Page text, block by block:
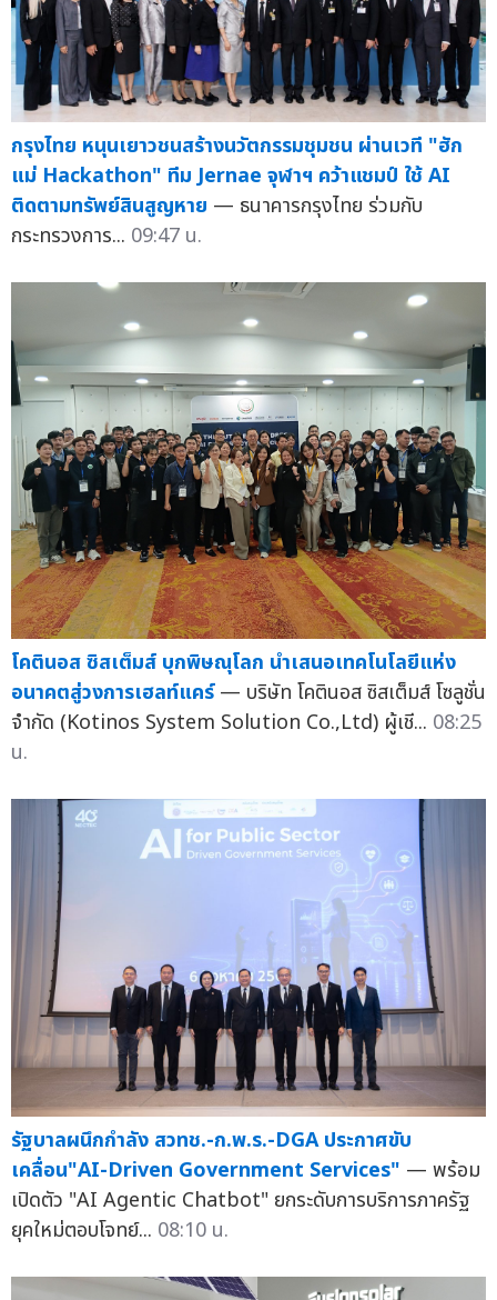
กรุงไทย หนุนเยาวชนสร้างนวัตกรรมชุมชน ผ่านเวที "ฮัก
แม่ Hackathon" ทีม Jernae จุฬาฯ คว้าแชมป์ ใช้ AI
ติดตามทรัพย์สินสูญหาย — ธนาคารกรุงไทย ร่วมกับ
กระทรวงการ... 09:47 น.
โคตินอส ซิสเต็มส์ บุกพิษณุโลก นำเสนอเทคโนโลยีแห่ง
อนาคตสู่วงการเฮลท์แคร์ — บริษัท โคตินอส ซิสเต็มส์ โซลูชั่น
จำกัด (Kotinos System Solution Co.,Ltd) ผู้เชี... 08:25
น.
รัฐบาลผนึกกำลัง สวทช.-ก.พ.ร.-DGA ประกาศขับ
เคลื่อน"AI-Driven Government Services" — พร้อม
เปิดตัว "AI Agentic Chatbot" ยกระดับการบริการภาครัฐ
ยุคใหม่ตอบโจทย์... 08:10 น.